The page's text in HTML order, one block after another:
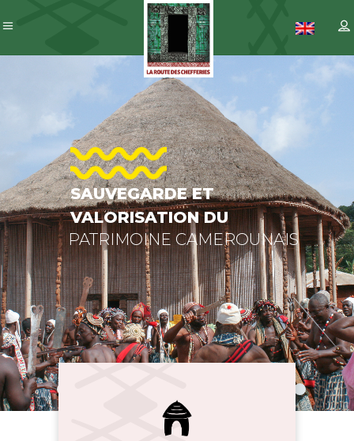
SAUVEGARDE
ET
VALORISATION
DU